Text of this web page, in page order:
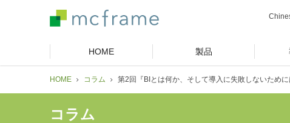
HOME 製品
HOME コラム 第2回『BIとは何か、そして導入に失敗しないために
コラム